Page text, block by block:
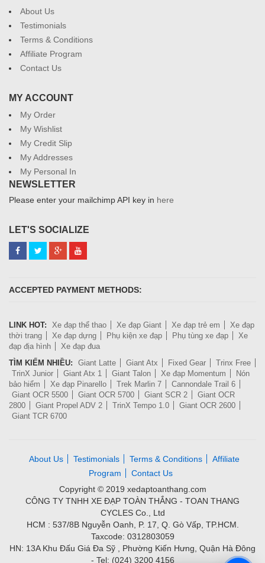
About Us
Testimonials
Terms & Conditions
Affiliate Program
Contact Us
MY ACCOUNT
My Order
My Wishlist
My Credit Slip
My Addresses
My Personal In
NEWSLETTER
Please enter your mailchimp API key in here
LET'S SOCIALIZE
ACCEPTED PAYMENT METHODS:
LINK HOT: Xe đạp thể thao Xe đạp Giant Xe đạp trẻ em
Xe đạp
thời trang
Xe đạp dựng Phụ kiện xe đạp Phụ tùng xe đạp
Xe
đạp địa hình
Xe đạp đua
TÌM KIẾM NHIỀU:
Giant Latte Giant Atx Fixed Gear
Trinx Free
TrinX Junior
Giant Atx 1 Giant Talon Xe đạp Momentum
Nón
bảo hiểm
Xe đạp Pinarello Trek Marlin 7
Cannondale Trail 6
Giant OCR 5500
Giant OCR 5700 Giant SCR 2
Giant OCR
2800
Giant Propel ADV 2 TrinX Tempo 1.0
Giant OCR 2600
Giant TCR 6700
About Us Testimonials Terms & Conditions
Affiliate
Program
Contact Us
Copyright © 2019 xedaptoanthang.com
CÔNG TY TNHH XE ĐẠP TOÀN THẮNG - TOAN THANG
CYCLES Co., Ltd
HCM : 537/8B Nguyễn Oanh, P. 17, Q. Gò Vấp, TP.HCM.
Taxcode: 0312803059
HN: 13A Khu Đấu Giá Đa Sỹ , Phường Kiến Hưng, Quận Hà Đông
- Tel: (024) 3200 4156